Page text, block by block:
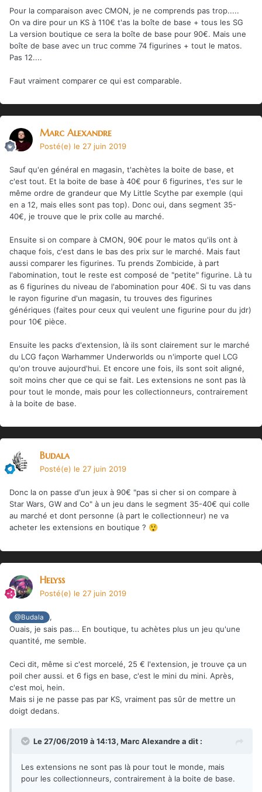
Pour la comparaison avec CMON, je ne comprends pas trop.....
On va dire pour un KS à 110€ t'as la boîte de base + tous les SG
La version boutique ce sera la boîte de base pour 90€. Mais une
boîte de base avec un truc comme 74 figurines + tout le matos.
Pas 12....
Faut vraiment comparer ce qui est comparable.
Marc Alexandre
Posté(e) le 27 juin 2019
Sauf qu'en général en magasin, t'achètes la boite de base, et
c'est tout. Et la boite de base à 40€ pour 6 figurines, t'es sur le
même ordre de grandeur que My Little Scythe par exemple (qui
en a 12, mais elles sont pas top). Donc oui, dans segment 35-
40€, je trouve que le prix colle au marché.
Ensuite si on compare à CMON, 90€ pour le matos qu'ils ont à
chaque fois, c'est dans le bas des prix sur le marché. Mais faut
aussi comparer les figurines. Tu prends Zombicide, à part
l'abomination, tout le reste est composé de "petite" figurine. Là tu
as 6 figurines du niveau de l'abomination pour 40€. Si tu vas dans
le rayon figurine d'un magasin, tu trouves des figurines
génériques (faites pour ceux qui veulent une figurine pour du jdr)
pour 10€ pièce.
Ensuite les packs d'extension, là ils sont clairement sur le marché
du LCG façon Warhammer Underworlds ou n'importe quel LCG
qu'on trouve aujourd'hui. Et encore une fois, ils sont soit aligné,
soit moins cher que ce qui se fait. Les extensions ne sont pas là
pour tout le monde, mais pour les collectionneurs, contrairement
à la boite de base.
Budala
Posté(e) le 27 juin 2019
Donc la on passe d'un jeux à 90€ "pas si cher si on compare à
Star Wars, GW and Co" à un jeu dans le segment 35-40€ qui colle
au marché et dont personne (à part le collectionneur) ne va
acheter les extensions en boutique ? 😲
Helyss
Posté(e) le 27 juin 2019
@Budala
,
Ouais, je sais pas... En boutique, tu achètes plus un jeu qu'une
quantité, me semble.
Ceci dit, même si c'est morcelé, 25 € l'extension, je trouve ça un
poil cher aussi. et 6 figs en base, c'est le mini du mini. Après,
c'est moi, hein.
Mais si je ne passe pas par KS, vraiment pas sûr de mettre un
doigt dedans.
Le 27/06/2019 à 14:13, Marc Alexandrea dit :
Les extensions ne sont pas là pour tout le monde, mais
pour les collectionneurs, contrairement à la boite de base.